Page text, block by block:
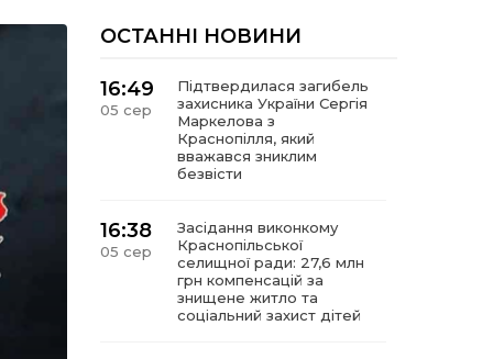
ОСТАННІ НОВИНИ
16:49
05 сер
Підтвердилася загибель
захисника України Сергія
Маркелова з
Краснопілля, який
вважався зниклим
безвісти
16:38
05 сер
Засідання виконкому
Краснопільської
селищної ради: 27,6 млн
грн компенсацій за
знищене житло та
соціальний захист дітей